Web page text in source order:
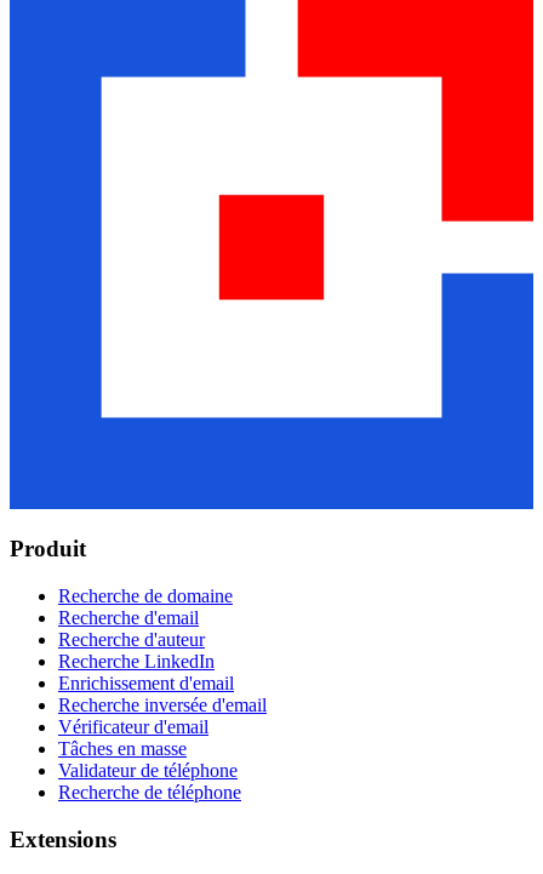
Produit
Recherche de domaine
Recherche d'email
Recherche d'auteur
Recherche LinkedIn
Enrichissement d'email
Recherche inversée d'email
Vérificateur d'email
Tâches en masse
Validateur de téléphone
Recherche de téléphone
Extensions